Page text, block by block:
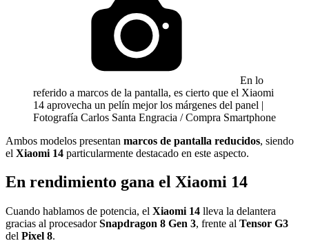
En lo
referido a marcos de la pantalla, es cierto que el Xiaomi
14 aprovecha un pelín mejor los márgenes del panel |
Fotografía Carlos Santa Engracia / Compra Smartphone
Ambos modelos presentan marcos de pantalla reducidos, siendo
el Xiaomi 14 particularmente destacado en este aspecto.
En rendimiento gana el Xiaomi 14
Cuando hablamos de potencia, el Xiaomi 14 lleva la delantera
gracias al procesadorSnapdragon 8 Gen 3, frente al Tensor G3
del Pixel 8.